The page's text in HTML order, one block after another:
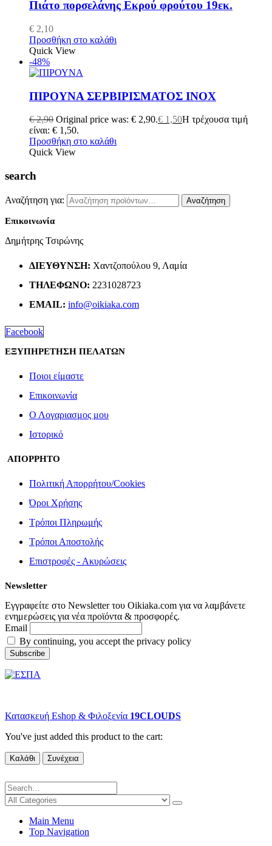
Πιάτο πορσελάνης Εκρού φρούτου 19εκ.
€ 2,10
Προσθήκη στο καλάθι
Quick View
-48%
ΠΙΡΟΥΝΑ ΣΕΡΒΙΡΙΣΜΑΤΟΣ ΙΝΟΧ
€2,90 Original price was: € 2,90.€ 1,50Η τρέχουσα τιμή
είναι: € 1,50.
Προσθήκη στο καλάθι
Quick View
search
Αναζήτηση για: Αναζήτηση
Επικοινωνία
Δημήτρης Τσιρώνης
ΔΙΕΎΘΥΝΣΗ: Χαντζοπούλου 9, Λαμία
ΤΗΛΈΦΩΝΟ: 2231028723
EMAIL: info@oikiaka.com
Facebook
ΕΞΥΠΗΡΕΤΗΣΗ ΠΕΛΑΤΩΝ
Ποιοι είμαστε
Επικοινωνία
Ο Λογαριασμος μου
Ιστορικό
ΑΠΟΡΡΗΤΟ
Πολιτική Απορρήτου/Cookies
Όροι Χρήσης
Τρόποι Πληρωμής
Τρόποι Αποστολής
Επιστροφές - Ακυρώσεις
Newsletter
Εγγραφείτε στο Newsletter του Oikiaka.com για να λαμβάνετε
ενημερώσεις για νέα προϊόντα & προσφορές.
Email
By continuing, you accept the privacy policy
Κατασκευή Eshop & Φιλοξενία 19CLOUDS
You've just added this product to the cart:
Καλάθι Συνέχεια
Main Menu
Top Navigation